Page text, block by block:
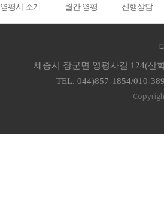
영평사 소개 월간 영평 신행상담
세종시 장군면 영평사길 124(산
TEL. 044)857-1854/010-